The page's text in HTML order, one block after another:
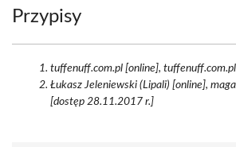
Przypisy
tuffenuff.com.pl [online],
Łukasz Jeleniewski (Lipali) [online],
[dostęp 28.11.2017 r.]